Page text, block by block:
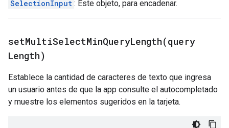
SelectionInput : Este objeto, para encadenar.
setMultiSelectMinQueryLength(query
Length)
Establece la cantidad de caracteres de texto que ingresa
un usuario antes de que la app consulte el autocompletado
y muestre los elementos sugeridos en la tarjeta.